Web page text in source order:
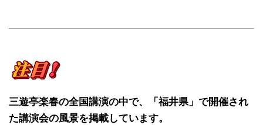
三遊亭楽春の全国講演の中で、「福井県」で開催され
た講演会の風景を掲載しています。